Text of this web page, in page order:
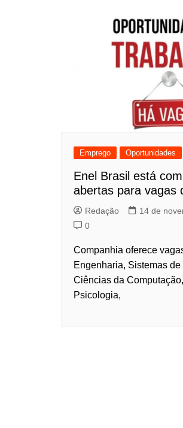
Emprego Oportunidades
Enel Brasil está
abertas para vagas
Redação
14 de
0
Companhia oferece
Engenharia, Sistemas de
Ciências da
Psicologia,